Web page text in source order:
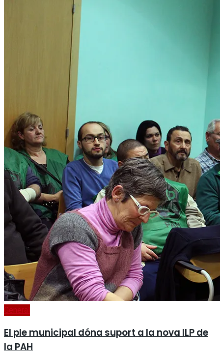
General
El ple municipal dóna suport a la nova ILP de
la PAH